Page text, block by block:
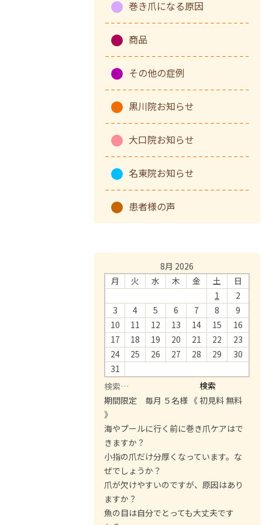
巻き爪になる原因
商品
その他の症例
黒川院お知らせ
大口院お知らせ
名東院お知らせ
患者様の声
8月 2026
月
火 水 木 金 土
日
1
2
3
4 5 6 7 8
9
10
11 12 13 14 15
16
17
18 19 20 21 22
23
24
25 26 27 28 29
30
31
検
索
:
期間限定 毎月 ５名様 《 初見料 無料
》
海やプールに行く前に巻き爪ケアはで
きますか？
小指の爪だけ分厚くなっています。な
ぜでしょうか？
爪が欠けやすいのですが、原因はあり
ますか？
魚の目は自分でとっても大丈夫です